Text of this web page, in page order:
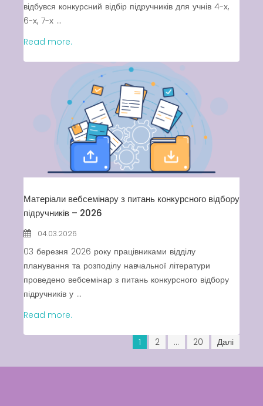
відбувся конкурсний відбір підручників для учнів 4-х,
6-х, 7-х ...
Read more.
Матеріали вебсемінару з питань конкурсного відбору
підручників – 2026
04.03.2026
03 березня 2026 року працівниками відділу
планування та розподілу навчальної літератури
проведено вебсемінар з питань конкурсного відбору
підручників у ...
Read more.
1 2 … 20 Далі